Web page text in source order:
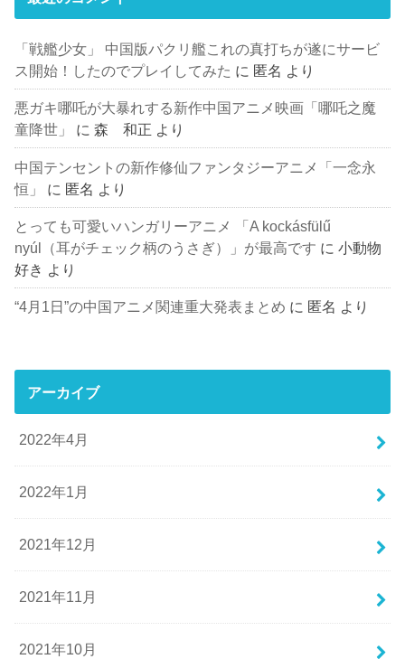
「戦艦少女」 中国版パクリ艦これの真打ちが遂にサービ
ス開始！したのでプレイしてみた に 匿名 より
悪ガキ哪吒が大暴れする新作中国アニメ映画「哪吒之魔
童降世」
に森 和正 より
中国テンセントの新作修仙ファンタジーアニメ「一念永
恒」
に 匿名 より
とっても可愛いハンガリーアニメ 「A kockásfülű
nyúl（耳がチェック柄のうさぎ）」が最高です に小動物
好き より
“4月1日”の中国アニメ関連重大発表まとめ に 匿名 より
アーカイブ
2022年4月
2022年1月
2021年12月
2021年11月
2021年10月